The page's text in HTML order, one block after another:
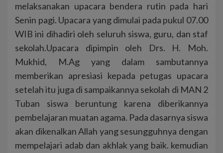
melaksanakan upacara bendera rutin pada hari
Senin pagi. Upacara yang dimulai pada pukul 07.00
WIB ini dihadiri oleh seluruh siswa, guru, dan staf
sekolah.Upacara dipimpin oleh Drs. H. Moh.
Mukhid, M.Ag yang dalam sambutannya
memberikan apresiasi kepada petugas upacara
setelah itu juga di sampaikannya sekolah di MAN 2
Tuban siswa beruntung karena diberikannya
pembelajaran muatan agama. Pada dasarnya siswa
akan dikenalkan Allah yang sesungguhnya dengan
mempelajari adab dan akhlak yang baik. kemudian